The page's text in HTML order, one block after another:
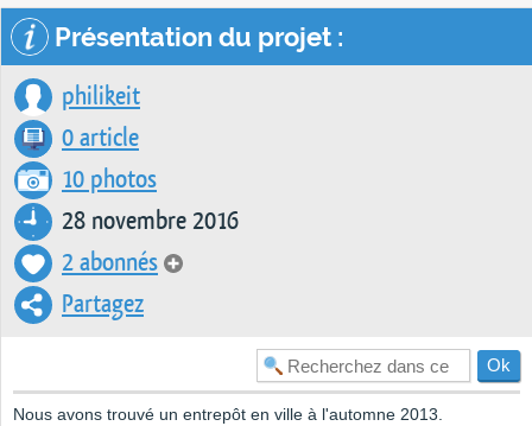
Présentation du projet :
philikeit
0 article
10 photos
28 novembre 2016
2 abonnés
Partagez
Nous avons trouvé un entrepôt en ville à l'automne 2013.